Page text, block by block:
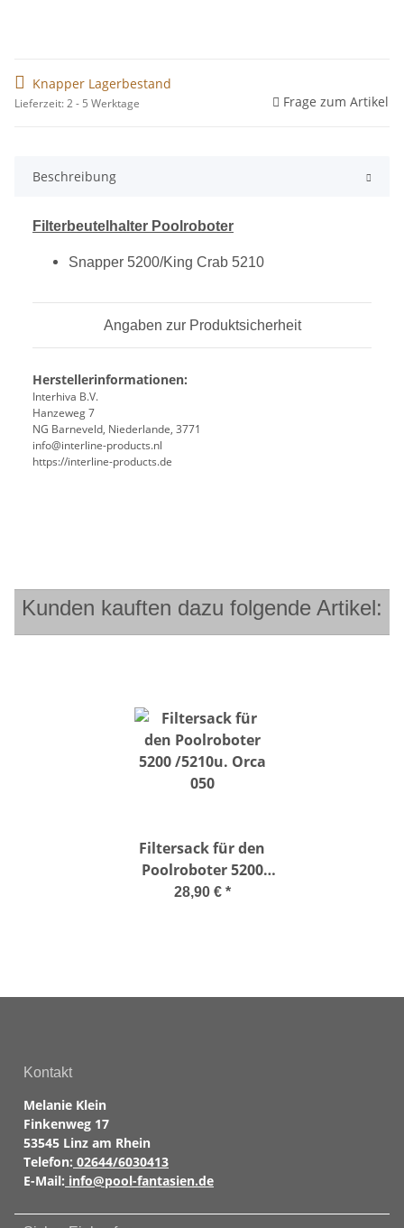
Knapper Lagerbestand
Lieferzeit: 2 - 5 Werktage Frage zum Artikel
Beschreibung
Filterbeutelhalter Poolroboter
Snapper 5200/King Crab 5210
Angaben zur Produktsicherheit
Herstellerinformationen:
Interhiva B.V.
Hanzeweg 7
NG Barneveld, Niederlande, 3771
info@interline-products.nl
https://interline-products.de
Kunden kauften dazu folgende Artikel:
Filtersack für den
Poolroboter 5200
/5210u. Orca 050
28,90 € *
Kontakt
Melanie Klein
Finkenweg 17
53545 Linz am Rhein
Telefon: 02644/6030413
E-Mail: info@pool-fantasien.de